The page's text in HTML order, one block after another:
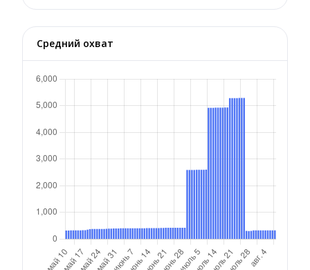
Средний охват